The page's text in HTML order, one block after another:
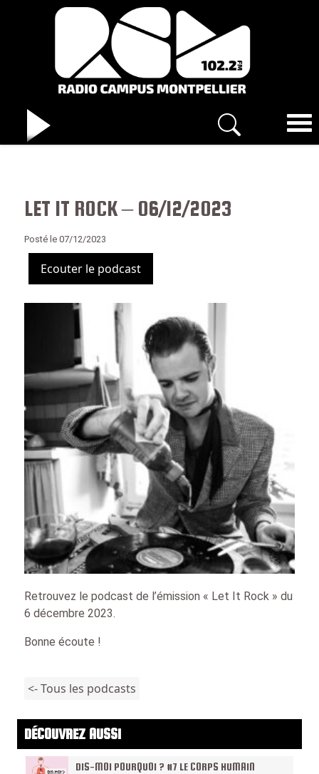
LET IT ROCK – 06/12/2023
Posté le 07/12/2023
Ecouter le podcast
Retrouvez le podcast de l’émission « Let It Rock » du
6 décembre 2023.
Bonne écoute !
<- Tous les podcasts
DÉCOUVREZ AUSSI
DIS-MOI POURQUOI ? #7 LE CORPS HUMAIN